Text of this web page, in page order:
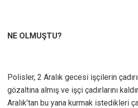
NE OLMUŞTU?
Polisler, 2 Aralık gecesi işçilerin
gözaltına almış ve işçi çadırlarını
Aralık’tan bu yana kurmak istedikleri